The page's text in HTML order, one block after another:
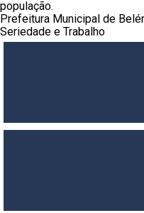
população.
Prefeitura Municipal de
Seriedade e Trabalho